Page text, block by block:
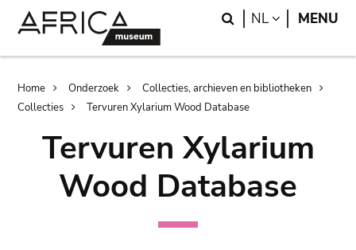
Search
NL LANGUAGE
MENU
Breadcrumb
Home Onderzoek
Collecties, archieven en bibliotheken
Collecties
Tervuren Xylarium Wood Database
Tervuren Xylarium
Wood Database